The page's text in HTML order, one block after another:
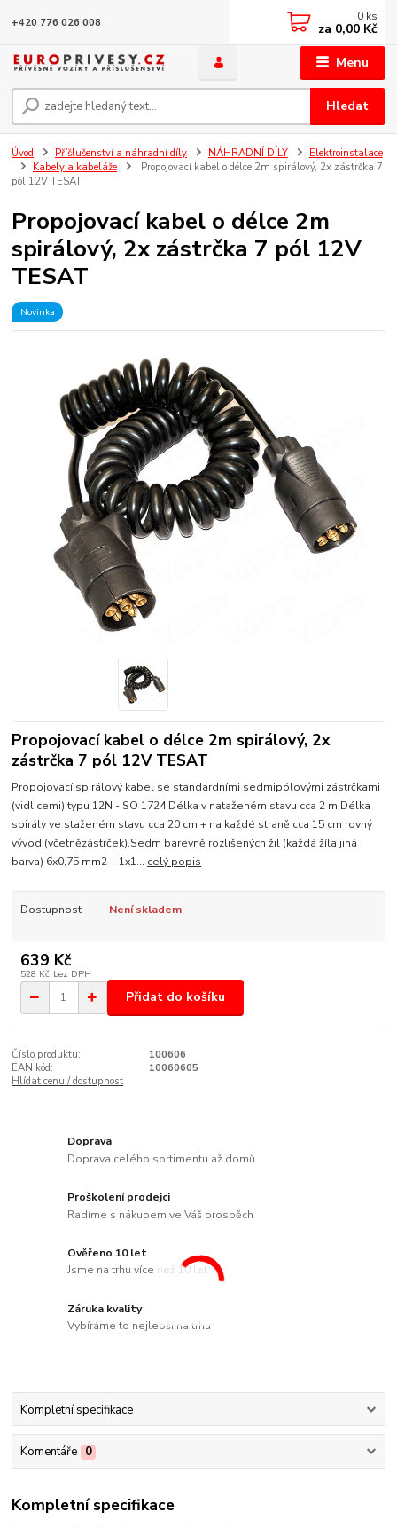
Menu
Hledat
+420 776 026 008 0 ks
za 0,00 Kč
Úvod Příšlušenství a náhradní díly NÁHRADNÍ DÍLY
Elektroinstalace
Kabely a kabeláže
Propojovací kabel o délce 2m spirálový, 2x zástrčka 7
pól 12V TESAT
Propojovací kabel o délce 2m
spirálový, 2x zástrčka 7 pól 12V
TESAT
Novinka
Propojovací kabel o délce 2m spirálový, 2x
zástrčka 7 pól 12V TESAT
Propojovací spirálový kabel se standardními sedmipólovými zástrčkami
(vidlicemi) typu 12N -ISO 1724.Délka v nataženém stavu cca 2 m.Délka
spirály ve staženém stavu cca 20 cm + na každé straně cca 15 cm rovný
vývod (včetnězástrček).Sedm barevně rozlišených žil (každá žíla jiná
barva) 6x0,75 mm2 + 1x1... celý popis
Dostupnost Není skladem
639 Kč
528 Kč bez DPH
Přidat do košíku
Číslo produktu:
100606
EAN kód:
10060605
Hlídat cenu / dostupnost
Doprava
Doprava celého sortimentu až domů
Proškolení prodejci
Radíme s nákupem ve Váš prospěch
Ověřeno 10 let
Jsme na trhu více než 10 let
Záruka kvality
Vybíráme to nejlepší na trhu
Kompletní specifikace
Komentáře 0
Kompletní specifikace